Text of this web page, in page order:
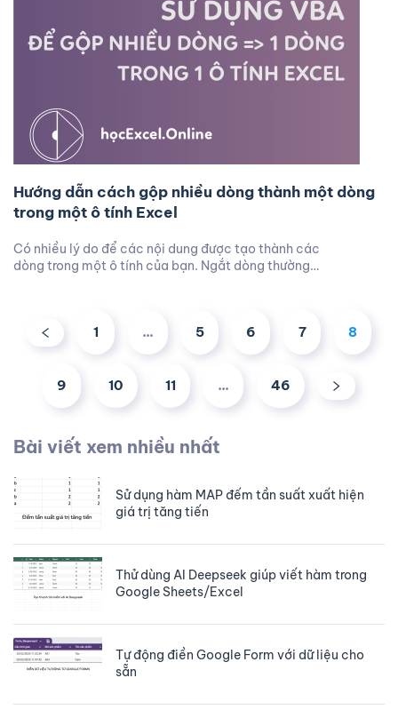
Hướng dẫn cách gộp nhiều dòng thành một dòng
trong một ô tính Excel
Có nhiều lý do để các nội dung được tạo thành các
dòng trong một ô tính của bạn. Ngắt dòng thường…
1 … 5 6 7 8
9 10 11 … 46
Bài viết xem nhiều nhất
Sử dụng hàm MAP đếm tần suất xuất hiện
giá trị tăng tiến
Thử dùng AI Deepseek giúp viết hàm trong
Google Sheets/Excel
Tự động điền Google Form với dữ liệu cho
sẵn